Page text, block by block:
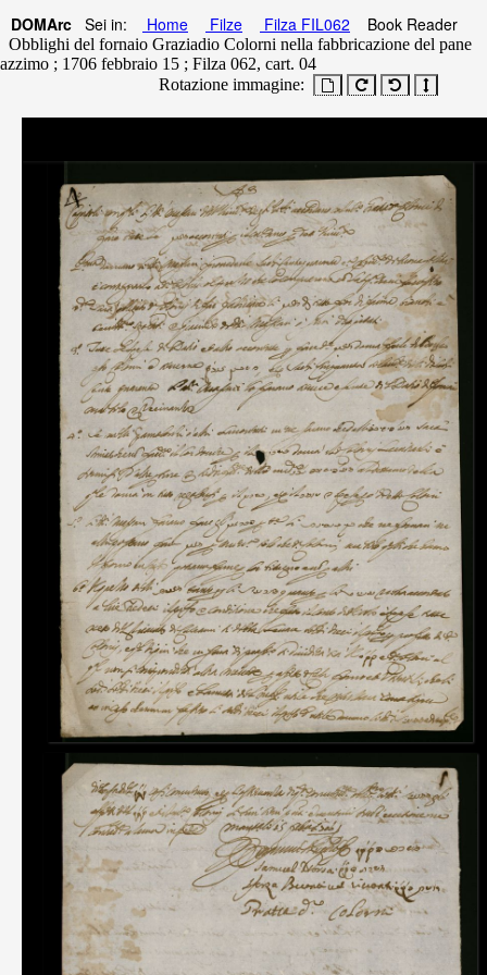
DOMArc Sei in: Home Filze Filza FIL062 Book Reader
Obblighi del fornaio Graziadio Colorni nella fabbricazione del pane
azzimo ; 1706 febbraio 15 ; Filza 062, cart. 04
Rotazione immagine: